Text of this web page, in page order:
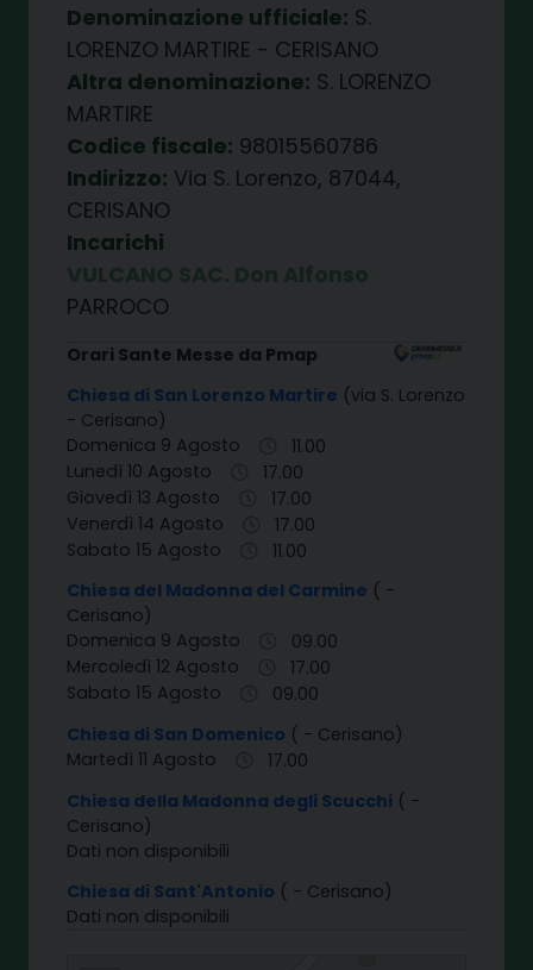
Denominazione ufficiale: S.
LORENZO MARTIRE - CERISANO
Altra denominazione: S. LORENZO
MARTIRE
Codice fiscale: 98015560786
Indirizzo: Via S. Lorenzo, 87044,
CERISANO
Incarichi
PARROCO
Orari Sante Messe da Pmap
Chiesa di San Lorenzo Martire (via S. Lorenzo
- Cerisano)
Domenica 9 Agosto
11.00
Lunedì 10 Agosto
17.00
Giovedì 13 Agosto
17.00
Venerdì 14 Agosto
17.00
Sabato 15 Agosto
11.00
Chiesa del Madonna del Carmine ( -
Cerisano)
Domenica 9 Agosto
09.00
Mercoledì 12 Agosto
17.00
Sabato 15 Agosto
09.00
Chiesa di San Domenico ( - Cerisano)
Martedì 11 Agosto
17.00
Chiesa della Madonna degli Scucchi ( -
Cerisano)
Dati non disponibili
Chiesa di Sant'Antonio ( - Cerisano)
Dati non disponibili